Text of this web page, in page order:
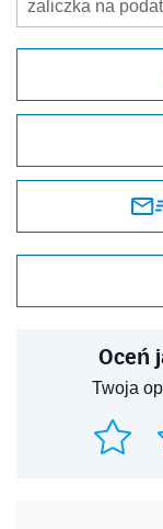
zaliczka na
Oceń
Twoja